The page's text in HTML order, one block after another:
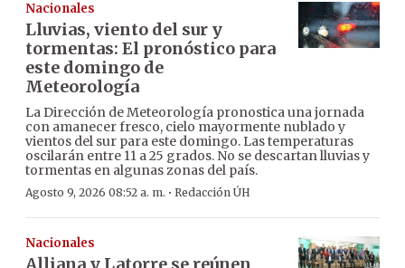
Nacionales
Lluvias, viento del sur y
tormentas: El pronóstico para
este domingo de
Meteorología
La Dirección de Meteorología pronostica una jornada
con amanecer fresco, cielo mayormente nublado y
vientos del sur para este domingo. Las temperaturas
oscilarán entre 11 a 25 grados. No se descartan lluvias y
tormentas en algunas zonas del país.
Agosto 9, 2026 08:52 a. m. · Redacción ÚH
Nacionales